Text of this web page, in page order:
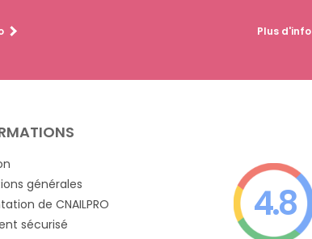
Plus d'info
générales
de CNAILPRO
sécurisé
4.8